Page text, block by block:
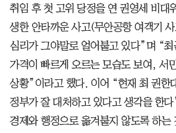
취임 후 첫 고위 당정을 연 권영세 비대
생한 안타까운 사고(무안공항 여객기 사
심리가 그야말로 얼어붙고 있다”며 “
가격이 빠르게 오르는 모습도 보여, 서
상황”이라고 했다. 이어 “현재 최 권한
정부가 잘 대처하고 있다고 생각을 한
경제와 행정으로 옮겨붙지 않도록 하는